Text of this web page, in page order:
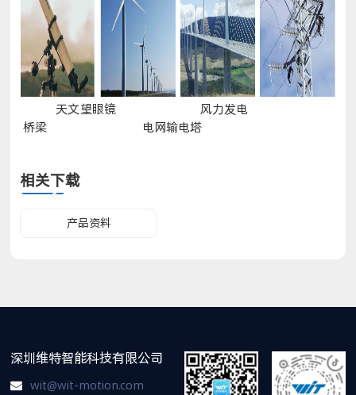
天文望眼镜 风力发电
桥梁 电网输电塔
相关下载
产品资料
深圳维特智能科技有限公司
wit@wit-motion.com